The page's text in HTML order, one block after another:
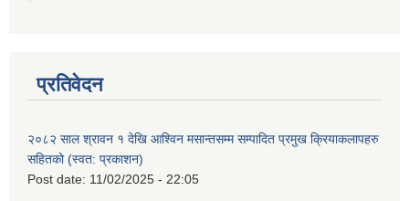
प्रतिवेदन
२०८२ साल श्रावन १ देखि आश्विन मसान्तसम्म सम्पादित प्रमुख क्रियाकलापहरु
सहितको (स्वत: प्रकाशन)
Post date: 11/02/2025 - 22:05